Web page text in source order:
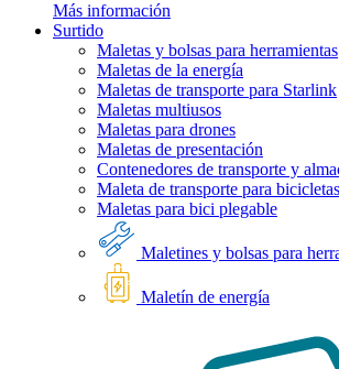
Más información
Surtido
Maletas y bolsas para herramientas
Maletas de la energía
Maletas de transporte para Starlink
Maletas multiusos
Maletas para drones
Maletas de presentación
Contenedores de transporte y
Maleta de transporte para bicicletas
Maletas para bici plegable
Maletines y bolsas para
Maletín de energía